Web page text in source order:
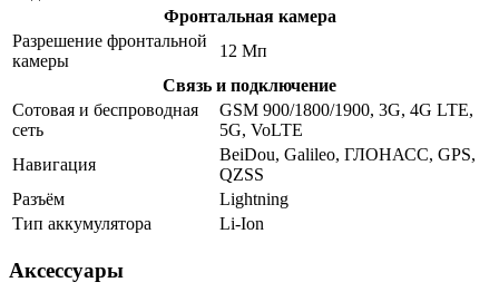
Фронтальная камера
Разрешение фронтальной
камеры
12 Мп
Связь и подключение
Сотовая и беспроводная
сеть
GSM 900/1800/1900, 3G, 4G LTE,
5G, VoLTE
Навигация
BeiDou, Galileo, ГЛОНАСС, GPS,
QZSS
Разъём
Lightning
Тип аккумулятора
Li-Ion
Аксессуары